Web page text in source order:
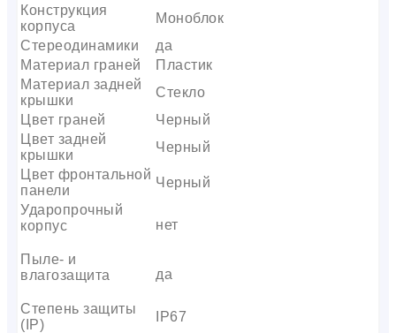
Конструкция
корпуса
Моноблок
Стереодинамики
да
Материал граней
Пластик
Материал задней
крышки
Стекло
Цвет граней
Черный
Цвет задней
крышки
Черный
Цвет фронтальной
панели
Черный
Ударопрочный
корпус
нет
Пыле- и
влагозащита
да
Степень защиты
(IP)
IP67